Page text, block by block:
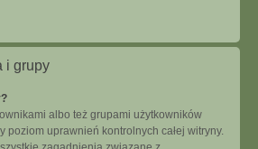
i grupy
albo też grupami użytkowników
poziom uprawnień kontrolnych całej witryny.